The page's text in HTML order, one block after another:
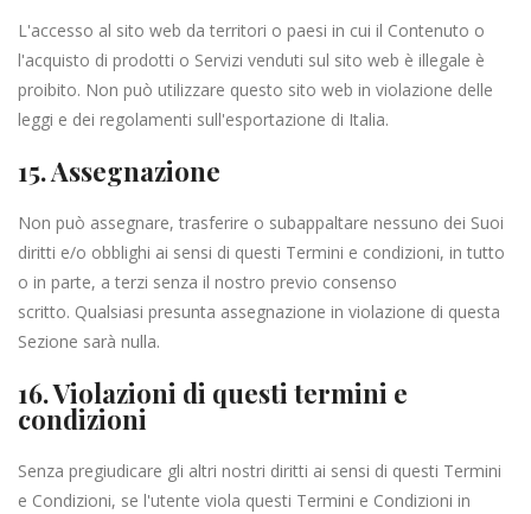
L'accesso al sito web da territori o paesi in cui il Contenuto o
l'acquisto di prodotti o Servizi venduti sul sito web è illegale è
proibito. Non può utilizzare questo sito web in violazione delle
leggi e dei regolamenti sull'esportazione di Italia.
15. Assegnazione
Non può assegnare, trasferire o subappaltare nessuno dei Suoi
diritti e/o obblighi ai sensi di questi Termini e condizioni, in tutto
o in parte, a terzi senza il nostro previo consenso
scritto. Qualsiasi presunta assegnazione in violazione di questa
Sezione sarà nulla.
16. Violazioni di questi termini e
condizioni
Senza pregiudicare gli altri nostri diritti ai sensi di questi Termini
e Condizioni, se l'utente viola questi Termini e Condizioni in